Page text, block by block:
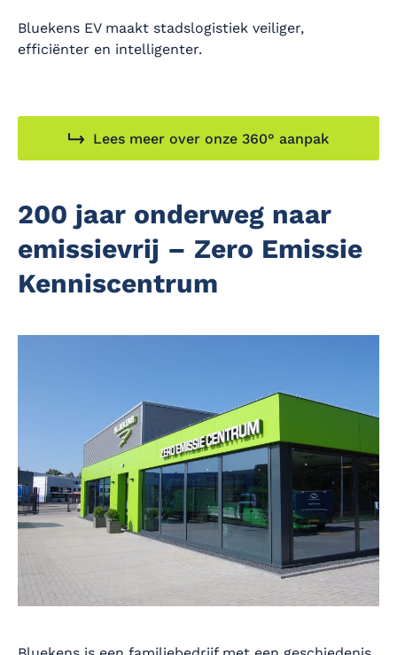
Bluekens EV maakt stadslogistiek veiliger,
efficiënter en intelligenter.
Lees meer over onze 360° aanpak
200 jaar onderweg naar
emissievrij – Zero Emissie
Kenniscentrum